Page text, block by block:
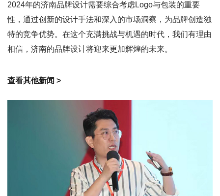
2024年的济南品牌设计需要综合考虑Logo与包装的重要
性，通过创新的设计手法和深入的市场洞察，为品牌创造独
特的竞争优势。在这个充满挑战与机遇的时代，我们有理由
相信，济南的品牌设计将迎来更加辉煌的未来。
查看其他新闻 >